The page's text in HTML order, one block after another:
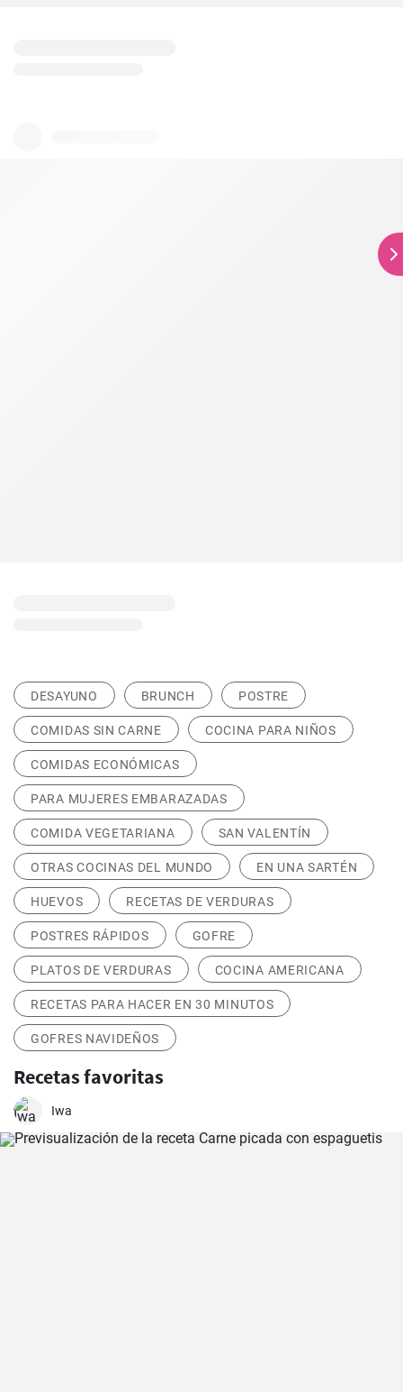
DESAYUNO BRUNCH POSTRE
COMIDAS SIN CARNE COCINA PARA NIÑOS
COMIDAS ECONÓMICAS
PARA MUJERES EMBARAZADAS
COMIDA VEGETARIANA SAN VALENTÍN
OTRAS COCINAS DEL MUNDO EN UNA SARTÉN
HUEVOS RECETAS DE VERDURAS
POSTRES RÁPIDOS GOFRE
PLATOS DE VERDURAS COCINA AMERICANA
RECETAS PARA HACER EN 30 MINUTOS
GOFRES NAVIDEÑOS
Recetas favoritas
Iwa